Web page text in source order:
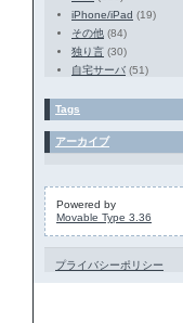
iPhone/iPad (19)
その他 (84)
独り言 (30)
自宅サーバ (51)
Tags
アーカイブ
Powered by
Movable Type 3.36
プライバシーポリシー